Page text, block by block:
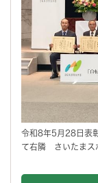
令和8年5月28日表
て右隣 さいたまス